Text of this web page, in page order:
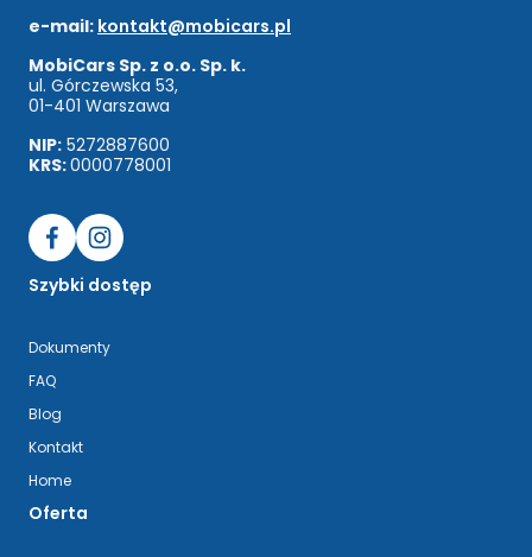
e-mail: kontakt@mobicars.pl
MobiCars Sp. z o.o. Sp. k.
ul. Górczewska 53,
01-401 Warszawa
NIP: 5272887600
KRS:0000778001
Szybki dostęp
Dokumenty
FAQ
Blog
Kontakt
Home
Oferta